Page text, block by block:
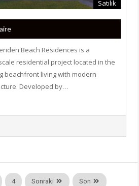
Satılık
Beach Residences is a
residential project located in the
beachfront living with modern
Developed by…
4 Sonraki Son